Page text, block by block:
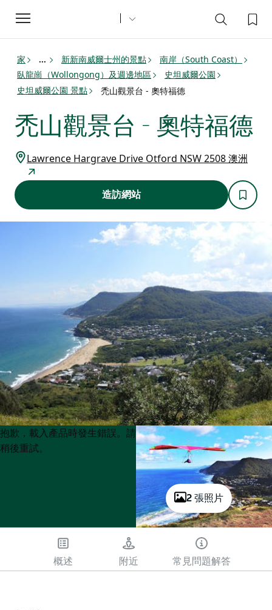
Toggle
navigation
家 ... 新新南威爾士州的景點
南岸（South Coast）
臥龍崗（Wollongong）及週邊地區
史坦威爾公園
史坦威爾公園 景點
禿山觀景台 - 奧特福德
禿山觀景台 - 奧特福德
Lawrence Hargrave Drive Otford NSW 2508 澳洲
造訪網站
2 張照片
Product
List
Product
List
抱歉，載入產品時發生錯誤。請
稍後重試。
概述 附近 常見問題解答